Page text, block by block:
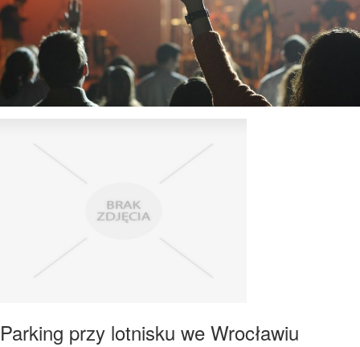
Parking przy lotnisku we Wrocławiu